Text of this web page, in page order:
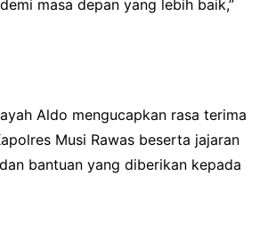
masa depan yang lebih baik,”
Aldo mengucapkan rasa terima
Musi Rawas beserta jajaran
bantuan yang diberikan kepada